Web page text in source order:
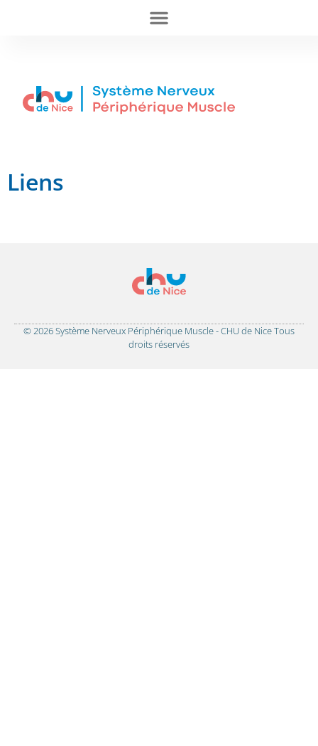
Liens
© 2026 Système Nerveux Périphérique Muscle - CHU de Nice Tous
droits réservés